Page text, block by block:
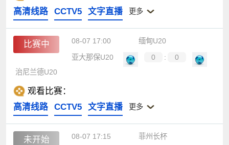
高清线路
CCTV5 文字直播 更多
比赛中 08-07 17:00
缅甸U20
亚大那保U20
0 :
0
治尼兰德U20
观看比赛：
高清线路
CCTV5 文字直播 更多
未开始 08-07 17:15
菲州长杯